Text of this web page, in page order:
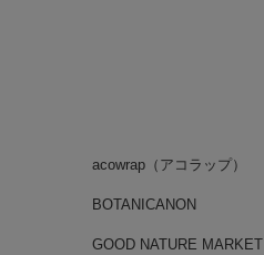
acowrap（アコラップ）
BOTANICANON
GOOD NATURE MARKET